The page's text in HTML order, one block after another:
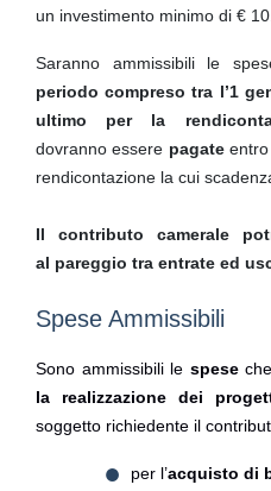
un investimento minimo di €
Saranno ammissibili le
periodo compreso tra l’1
ultimo per la
dovranno essere pagate
rendicontazione la cui
Il contributo camerale
al pareggio tra entrate ed
Spese Ammissibili
Sono ammissibili le spese
la realizzazione dei
soggetto richiedente il
per l’acquisto di